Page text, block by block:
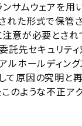
サムウェアを用
れた形式で保管
意が必要とされ
託先セキュリテ
ルホールディン
て原因の究明と
のような不正ア